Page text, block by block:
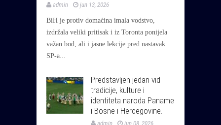
admin jun 13, 2026
BiH je protiv domaćina imala vodstvo,
izdržala veliki pritisak i iz Toronta ponijela
važan bod, ali i jasne lekcije pred nastavak
SP-a...
Predstavljen jedan vid
tradicije, kulture i
identiteta naroda Paname
i Bosne i Hercegovine.
admin jun 08, 2026